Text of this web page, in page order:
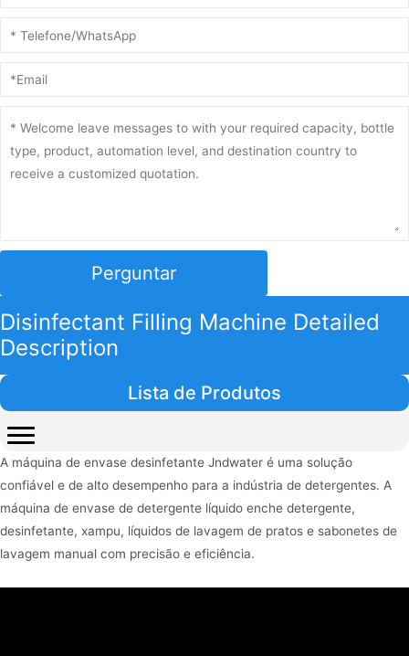
Perguntar
Disinfectant Filling Machine Detailed
Description
A máquina de envase desinfetante Jndwater é uma solução
confiável e de alto desempenho para a indústria de detergentes. A
máquina de envase de detergente líquido enche detergente,
desinfetante, xampu, líquidos de lavagem de pratos e sabonetes de
lavagem manual com precisão e eficiência.
Lista de Produtos